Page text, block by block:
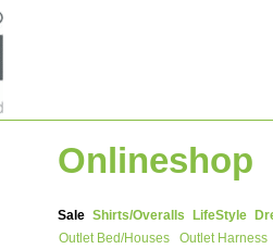
Onlineshop
Sale
Outlet Bed/Houses
Outlet Harness
Shirts/Overalls LifeStyle